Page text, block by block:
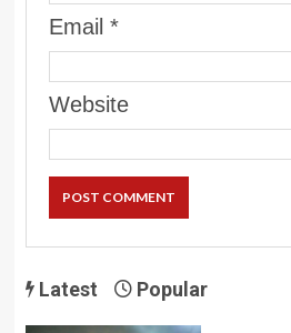
Email*
Website
Latest Popular